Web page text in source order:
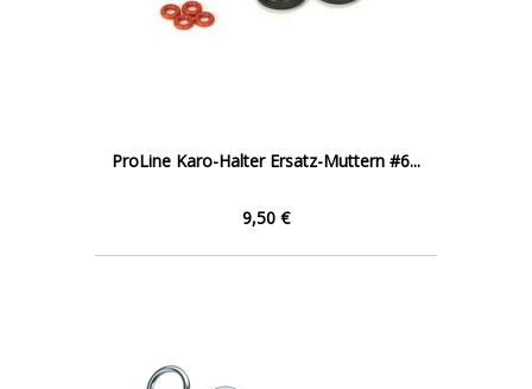
ProLine Karo-Halter Ersatz-Muttern #6...
9,50 €